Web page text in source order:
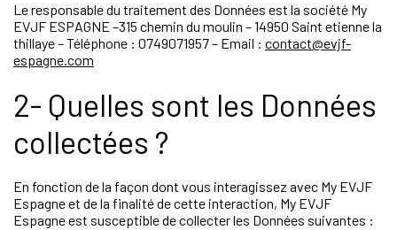
Le responsable du traitement des Données est la société My
EVJF ESPAGNE –315 chemin du moulin – 14950 Saint etienne la
thillaye – Téléphone : 0749071957 – Email : contact@evjf-
espagne.com
2- Quelles sont les Données
collectées ?
En fonction de la façon dont vous interagissez avec My EVJF
Espagne et de la finalité de cette interaction, My EVJF
Espagne est susceptible de collecter les Données suivantes :